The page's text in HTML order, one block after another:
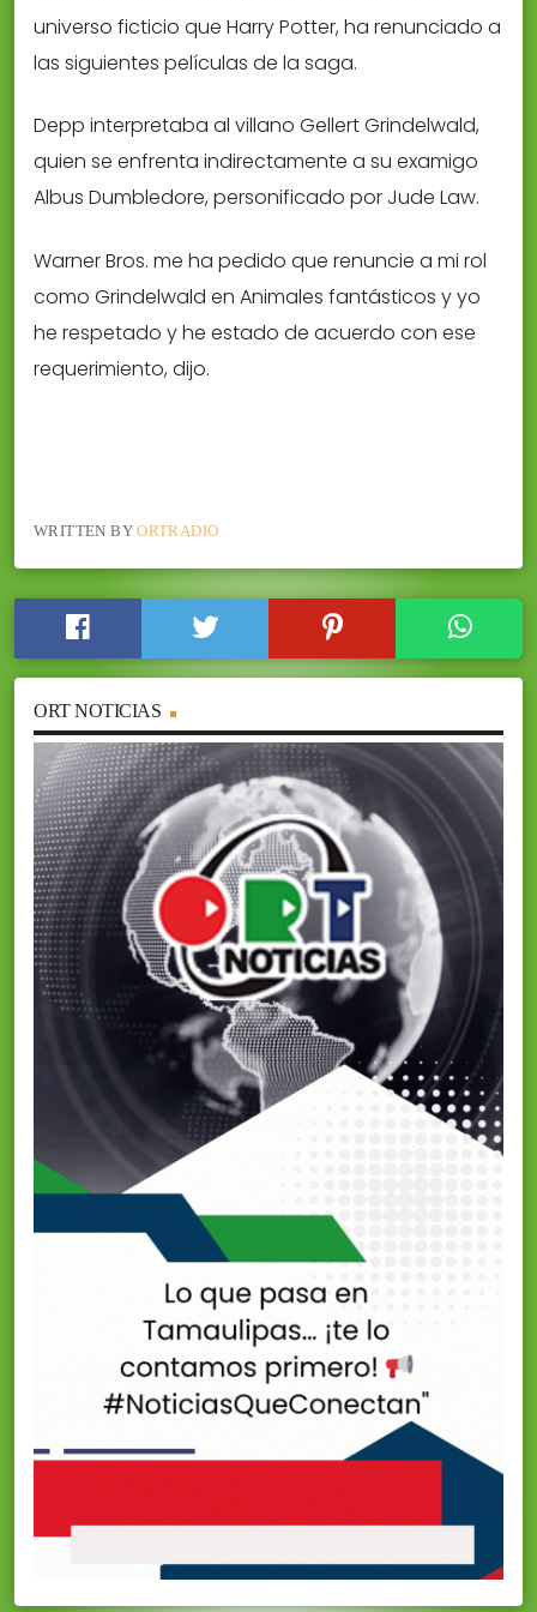
universo ficticio que Harry Potter, ha renunciado a
las siguientes películas de la saga.
Depp interpretaba al villano Gellert Grindelwald,
quien se enfrenta indirectamente a su examigo
Albus Dumbledore, personificado por Jude Law.
Warner Bros. me ha pedido que renuncie a mi rol
como Grindelwald en Animales fantásticos y yo
he respetado y he estado de acuerdo con ese
requerimiento, dijo.
WRITTEN BYORTRADIO
ORT NOTICIAS